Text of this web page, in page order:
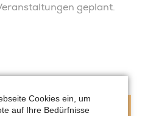
geplant.
Cookies ein, um
auf Ihre Bedürfnisse